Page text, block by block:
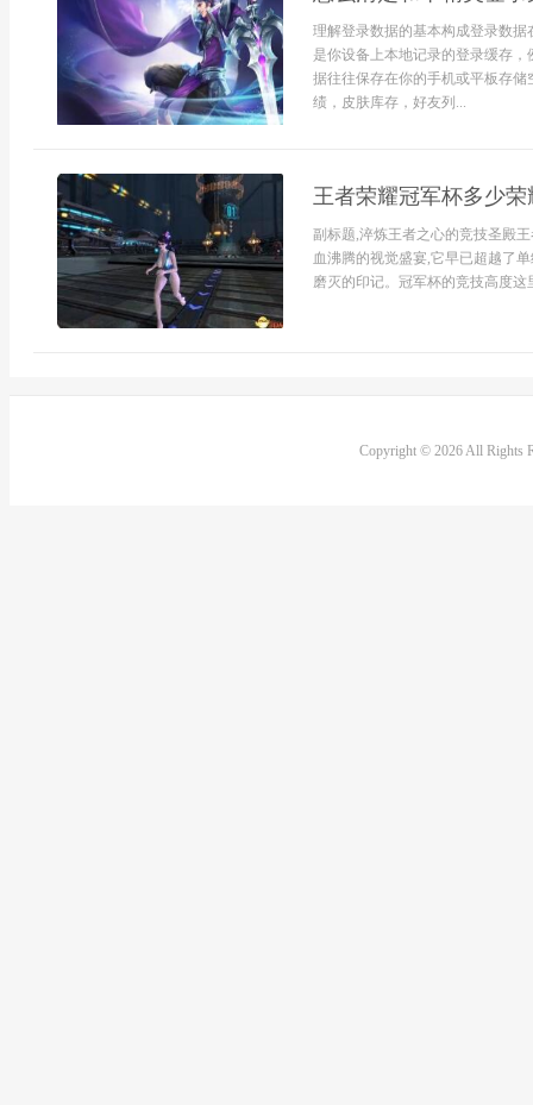
理解登录数据的基本构成登录数
是你设备上本地记录的登录缓存
据往往保存在你的手机或平板存
绩，皮肤库存，好友列...
王者荣耀冠军杯多少
副标题,淬炼王者之心的竞技圣殿
血沸腾的视觉盛宴,它早已超越了
磨灭的印记。冠军杯的竞技高度这
Copyright © 2026 All Rights